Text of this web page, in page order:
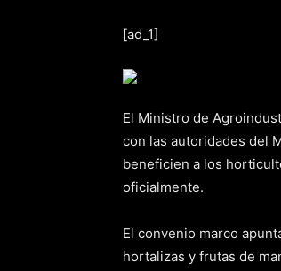
[ad_1]
El Ministro de
con las autoridades del
beneficien a los
oficialmente.
El convenio marco
hortalizas y frutas de